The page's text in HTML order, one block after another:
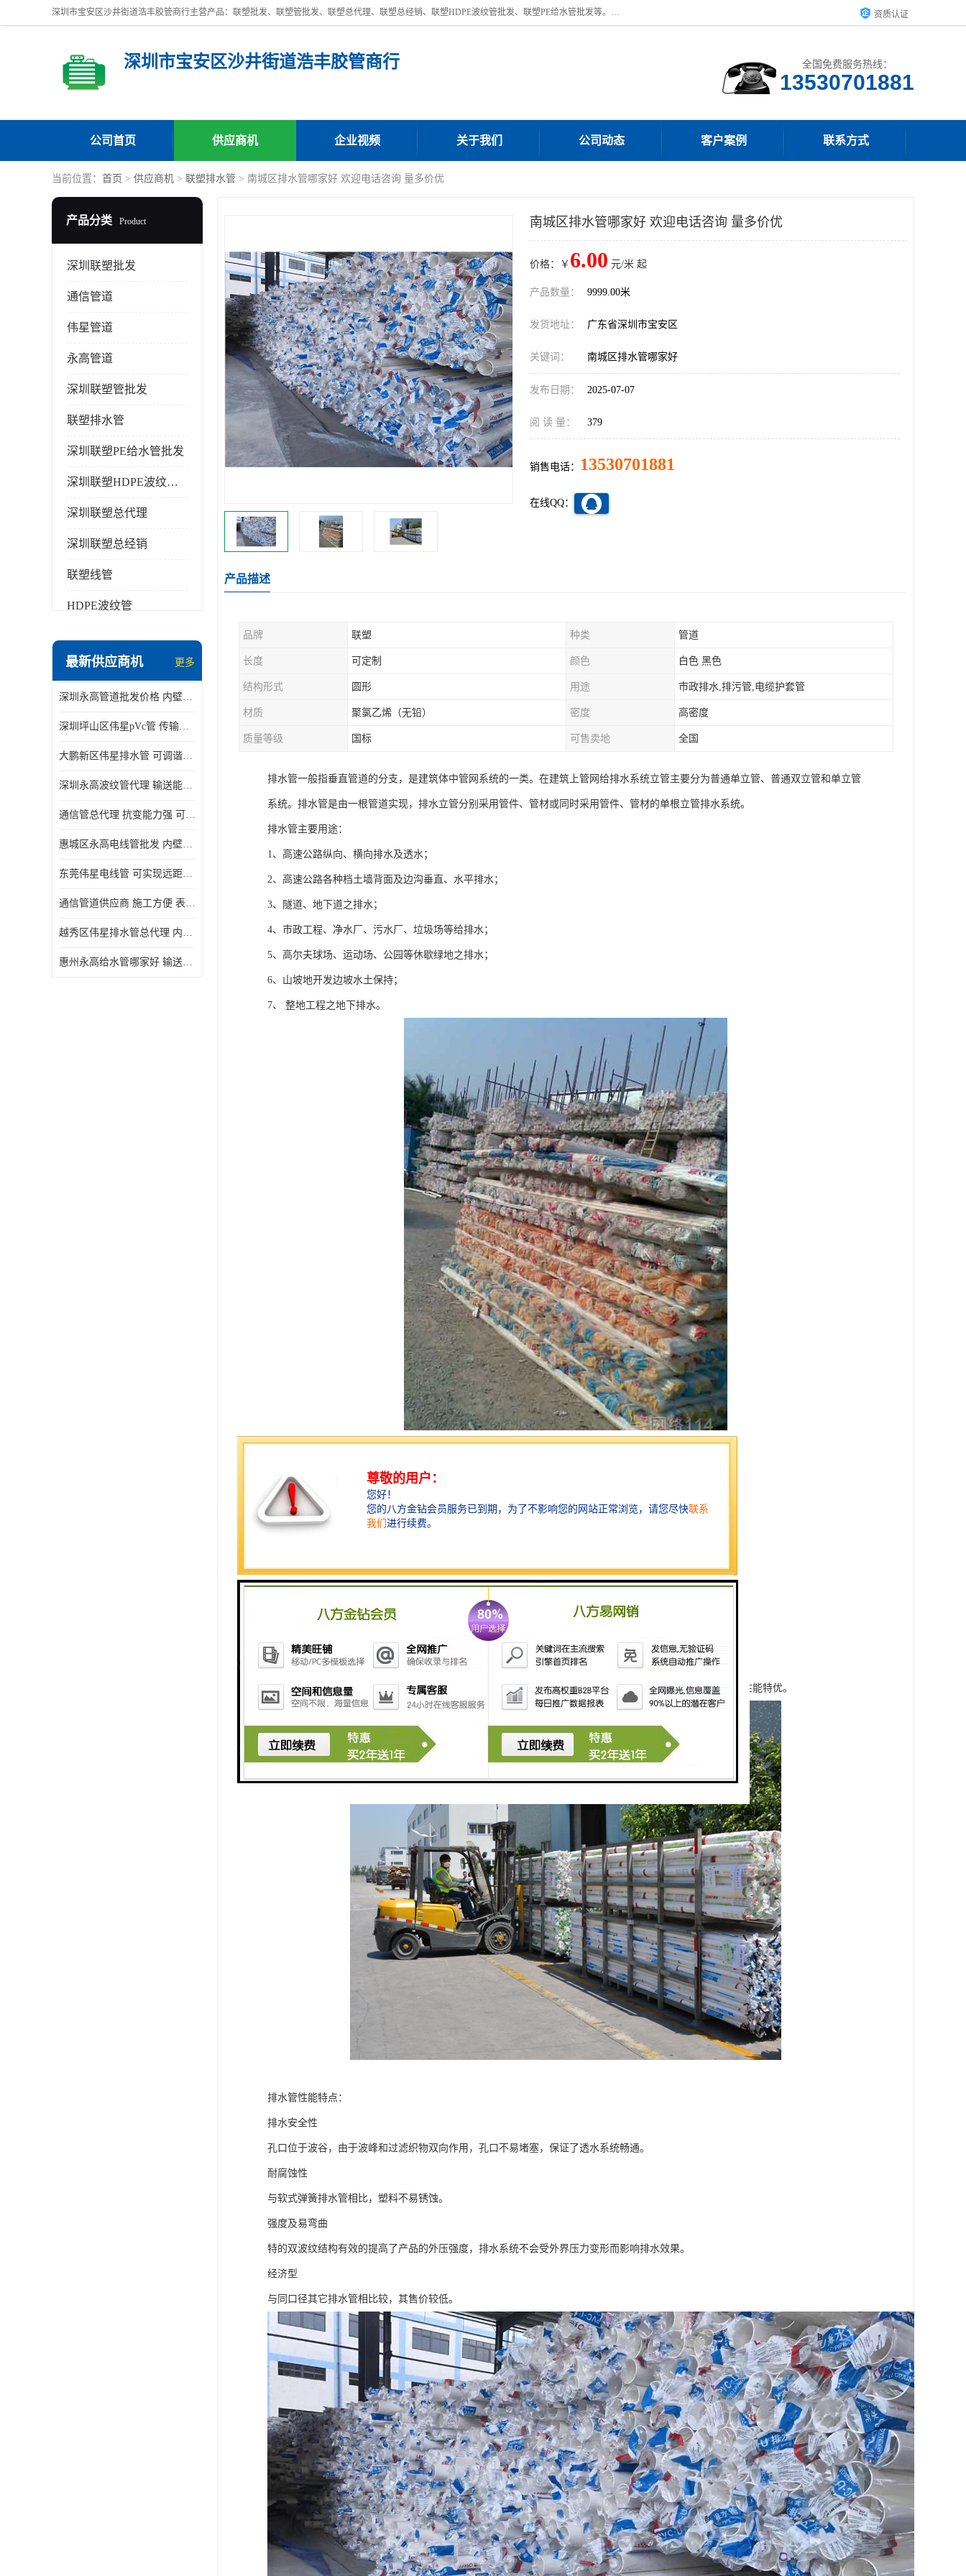
深圳市宝安区沙井街道浩丰胶管商行主营产品：联塑批发、联塑管批发、联塑总代理、联塑总经销、联塑HDPE波纹管批发、联塑PE给水管批发等。凭借服务以及多年的勤奋拼搏，发展成为一家销售各种管材管件，绝缘电工套管及配件等系列产品的贸易公司。公司秉承“顾客至上，锐意进取”的经营理念，坚持“客户至上”原则为广大客户提供的服务。欢迎惠顾！ 资质认证
深圳市宝安区沙井街道浩丰胶管商行 全国免费服务热线：
公司首页 供应商机 企业视频 关于我们 公司动态 客户案例 联系方式
当前位置： 首页 > 供应商机 > 联塑排水管 > 南城区排水管哪家好 欢迎电话咨询 量多价优
产品分类 Product
深圳联塑批发
通信管道
伟星管道
永高管道
深圳联塑管批发
联塑排水管
深圳联塑PE给水管批发
深圳联塑HDPE波纹管批发
深圳联塑总代理
深圳联塑总经销
联塑线管
HDPE波纹管
最新供应商机 更多
深圳永高管道批发价格 内壁光滑 抗震性能好
深圳坪山区伟星pVc管 传输损耗小 频率稳定性好
大鹏新区伟星排水管 可调谐性好 大功率 效率高
深圳永高波纹管代理 输送能力强 可以承受高温
通信管总代理 抗变能力强 可耐强震 扭曲
惠城区永高电线管批发 内壁光滑 抗震性能好
东莞伟星电线管 可实现远距离通信 频率稳定性好
通信管道供应商 施工方便 表面电阻系数大
越秀区伟星排水管总代理 内部表面光滑 大功率 效率高
惠州永高给水管哪家好 输送能力强 方便施工和运输
南城区排水管哪家好 欢迎电话咨询 量多价优
价格：￥ 6.00 元/米 起
产品数量： 9999.00米
发货地址： 广东省深圳市宝安区
关键词： 南城区排水管哪家好
发布日期： 2025-07-07
阅 读 量： 379
销售电话： 13530701881
在线QQ：
产品描述
品牌 联塑 种类 管道
长度 可定制 颜色 白色 黑色
结构形式 圆形 用途 市政排水,排污管,电缆护套管
材质 聚氯乙烯（无铅） 密度 高密度
质量等级 国标 可售卖地 全国
排水管一般指垂直管道的分支，是建筑体中管网系统的一类。在建筑上管网给排水系统立管主要分为普通单立管、普通双立管和单立管
系统。排水管是由一根管道实现，排水立管分别采用管件、管材或同时采用管件、管材的单根立管排水系统。
排水管主要用途：
1、高速公路纵向、横向排水及透水；
2、高速公路各种档土墙背面及边沟垂直、水平排水；
3、隧道、地下道之排水；
4、市政工程、净水厂、污水厂、垃圾场等给排水；
5、高尔夫球场、运动场、公园等休歇绿地之排水；
6、山坡地开发边坡水土保持；
7、 整地工程之地下排水。
软式排水管的特性
1、排水管：
合成聚酯纤维：经纱采用被覆PVC的高强力特多龙纱或尼龙纱，纬纱使用纤维，形成足够的抗拉强度。
外观应无撕裂、无孔洞、无明显脱纱，钢丝保护材料无脱落，钢丝骨架与管壁联结为一体。
3、性能测试
抗拉强度和透水性：TS软式排水管经抽样测试，结果表明在地层滑动时可承受足够的压力，而且渗水，透水性能特优。
排水管性能特点：
排水安全性
孔口位于波谷，由于波峰和过滤织物双向作用，孔口不易堵塞，保证了透水系统畅通。
耐腐蚀性
与软式弹簧排水管相比，塑料不易锈蚀。
强度及易弯曲
特的双波纹结构有效的提高了产品的外压强度，排水系统不会受外界压力变形而影响排水效果。
经济型
与同口径其它排水管相比较，其售价较低。